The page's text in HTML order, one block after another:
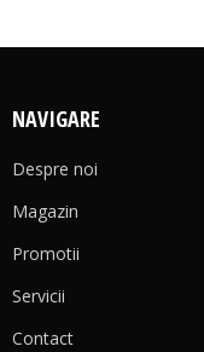
NAVIGARE
Despre noi
Magazin
Promotii
Servicii
Contact